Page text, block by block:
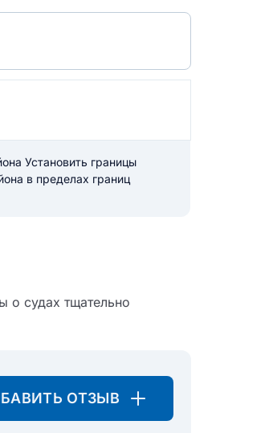
Установить границы
в пределах границ
о судах тщательно
ОТЗЫВ